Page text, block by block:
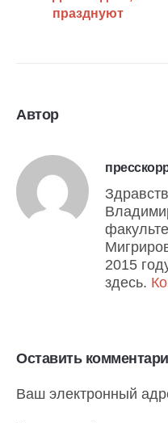
празднуют
Автор
2015
здесь.
Оставить
Ваш электронный